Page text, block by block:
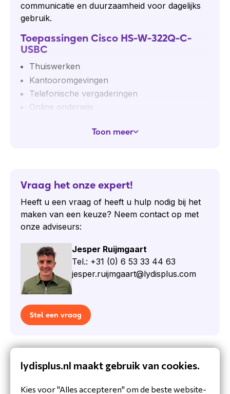
communicatie en duurzaamheid voor dagelijks
gebruik.
Toepassingen Cisco HS-W-322Q-C-
USBC
Thuiswerken
Kantooromgevingen
Telefonische vergaderingen
Online onderwijs
Langdurige telefoongesprekken
Inhoud van de doos
HS-W-322Q-C-USBC headset
Quick start guide
Cisco
Cisco is een wereldwijd bekend
technologiebedrijf dat gespecialiseerd is in
netwerkoplossingen en
betrouwbare producten die innovatief zijn en de
klanttevredenheid hoog in het vaandel hebben
duurzaamheid en gebruiksgemak biedt Cisco
oplossingen voor individuele gebruikers en
grote bedrijven. Ze blijven vernieuwen en
hebben een breed assortiment aan producten,
Toon meer
Vraag het onze expert!
Heeft u een vraag of heeft u hulp nodig bij het
maken van een keuze? Neem contact op met
onze adviseurs:
Jesper Ruijmgaart
Tel.: +31 (0) 6 53 33 44 63
jesper.ruijmgaart@lydisplus.com
Stel een vraag
Specificaties
lydisplus.nl maakt gebruik van cookies.
Kies voor "Alles accepteren" om de beste website-